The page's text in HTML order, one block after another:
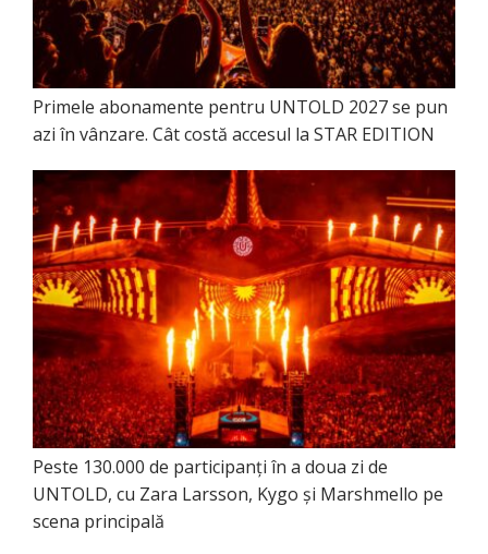
Primele abonamente pentru UNTOLD 2027 se pun
azi în vânzare. Cât costă accesul la STAR EDITION
Peste 130.000 de participanți în a doua zi de
UNTOLD, cu Zara Larsson, Kygo și Marshmello pe
scena principală